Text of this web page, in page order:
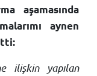
aşamasında
aynen
ilişkin yapılan